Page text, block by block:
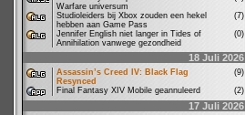
Warfare universum
Studioleiders bij Xbox zouden een hekel
hebben aan Game Pass
(7)
Jennifer English niet langer in Tides of
Annihilation vanwege gezondheid
(0)
18 Juli 2026
Assassin’s Creed IV: Black Flag
Resynced
(9)
Final Fantasy XIV Mobile geannuleerd
(2)
17 Juli 2026